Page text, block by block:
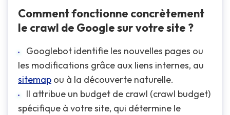
Comment fonctionne concrètement
le crawl de Google sur votre site ?
Googlebot identifie les nouvelles pages ou
les modifications grâce aux liens internes, au
sitemap ou à la découverte naturelle.
Il attribue un budget de crawl (crawl budget)
spécifique à votre site, qui détermine le